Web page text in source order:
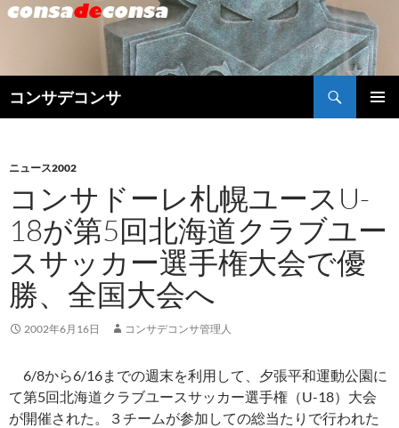
コンサデコンサ
索
ン
へ
ス
キ
ッ
プ
ニュース2002
コンサドーレ札幌ユースU-
18が第5回北海道クラブユー
スサッカー選手権大会で優
勝、全国大会へ
2002年6月16日 コンサデコンサ管理人
6/8から6/16までの週末を利用して、夕張平和運動公園に
て第5回北海道クラブユースサッカー選手権（U-18）大会
が開催された。３チームが参加しての総当たりで行われた